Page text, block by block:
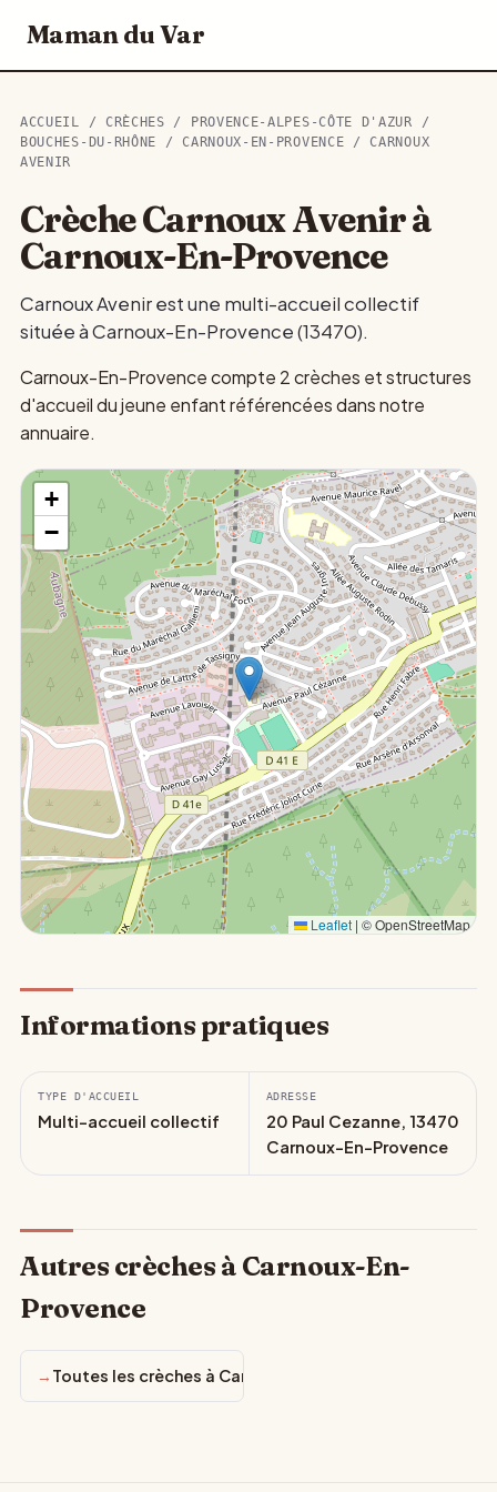
Maman du Var
ACCUEIL / CRÈCHES / PROVENCE-ALPES-CÔTE D'AZUR /
BOUCHES-DU-RHÔNE / CARNOUX-EN-PROVENCE / CARNOUX
AVENIR
Crèche Carnoux Avenir à
Carnoux-En-Provence
Carnoux Avenir est une multi-accueil collectif
située à Carnoux-En-Provence (13470).
Carnoux-En-Provence compte 2 crèches et structures
d'accueil du jeune enfant référencées dans notre
annuaire.
+
−
Leaflet | © OpenStreetMap
Informations pratiques
TYPE D'ACCUEIL
Multi-accueil collectif
ADRESSE
20 Paul Cezanne, 13470
Carnoux-En-Provence
Autres crèches à Carnoux-En-
Provence
Toutes les crèches à Carnoux-En-Provence